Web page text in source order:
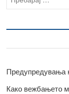
Предупредувања
Како вежбањето